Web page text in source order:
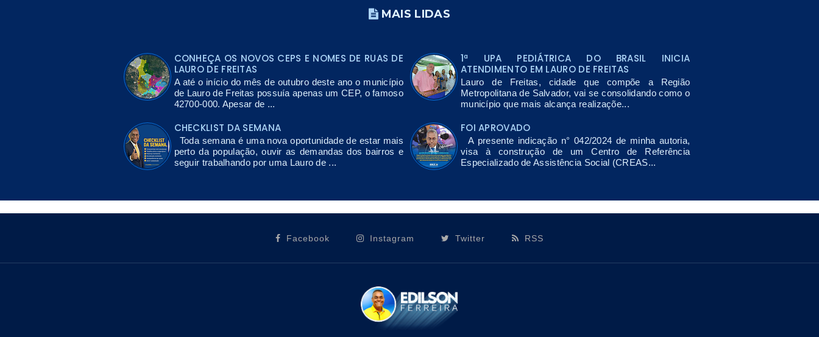
MAIS LIDAS
CONHEÇA OS NOVOS CEPS E NOMES DE RUAS DE
LAURO DE FREITAS
A até o início do mês de outubro deste ano o município
de Lauro de Freitas possuía apenas um CEP, o famoso
42700-000. Apesar de ...
1ª UPA PEDIÁTRICA DO BRASIL INICIA
ATENDIMENTO EM LAURO DE FREITAS
Lauro de Freitas, cidade que compõe a Região
Metropolitana de Salvador, vai se consolidando como o
município que mais alcança realizaçõe...
CHECKLIST DA SEMANA
Toda semana é uma nova oportunidade de estar mais
perto da população, ouvir as demandas dos bairros e
seguir trabalhando por uma Lauro de ...
FOI APROVADO
A presente indicação n° 042/2024 de minha autoria,
visa à construção de um Centro de Referência
Especializado de Assistência Social (CREAS...
Facebook Instagram Twitter RSS